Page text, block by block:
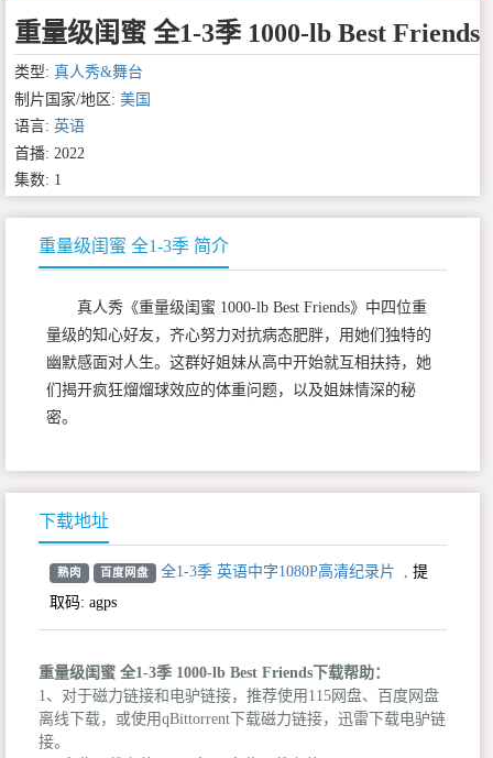
重量级闺蜜 全1-3季 1000-lb Best Friends
类型: 真人秀&舞台
制片国家/地区: 美国
语言: 英语
首播: 2022
集数: 1
重量级闺蜜 全1-3季 简介
真人秀《重量级闺蜜 1000-lb Best Friends》中四位重
量级的知心好友，齐心努力对抗病态肥胖，用她们独特的
幽默感面对人生。这群好姐妹从高中开始就互相扶持，她
们揭开疯狂熘熘球效应的体重问题，以及姐妹情深的秘
密。
下载地址
熟肉 百度网盘 全1-3季 英语中字1080P高清纪录片
提
取码: agps
重量级闺蜜 全1-3季 1000-lb Best Friends下载帮助：
1、对于磁力链接和电驴链接，推荐使用115网盘、百度网盘
离线下载，或使用qBittorrent下载磁力链接，迅雷下载电驴链
接。